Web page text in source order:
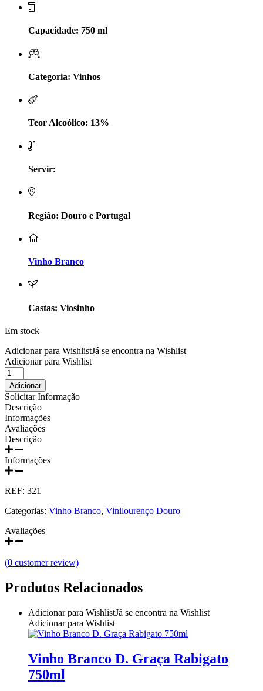
Marcio Em Campo - Tejo
Oboe - Douro
Prats e Symington Family
Quinta da Curia - Bairrada
Quinta das Bágeiras Bairrada
Quinta do Casal Branco Tejo
Quinta do Crasto
Quinta Do Noval Douro
Quinta Do Paral Alentejo
Quinta do Piloto
Capacidade: 750 ml
Categoria: Vinhos
Teor Alcoólico: 13%
Servir:
Região: Douro e Portugal
Vinho Branco
Castas: Viosinho
Em stock
Adicionar para WishlistJá se encontra na Wishlist
Adicionar para Wishlist
Quantidade
de
Vinho
Branco
D.
Graça
Viosinho
750ml
Adicionar
Solicitar Informação
Descrição
Informações
Avaliações
Descrição
Informações
REF: 321
Categorias: Vinho Branco, Vinilourenço Douro
Avaliações
(0 customer review)
Produtos Relacionados
Adicionar para WishlistJá se encontra na Wishlist
Adicionar para Wishlist
Vinho Branco D. Graça Rabigato
750ml